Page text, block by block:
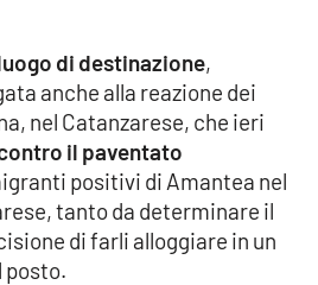
di destinazione,
anche alla reazione dei
nel Catanzarese, che ieri
il paventato
positivi di Amantea nel
tanto da determinare il
di farli alloggiare in un
posto.